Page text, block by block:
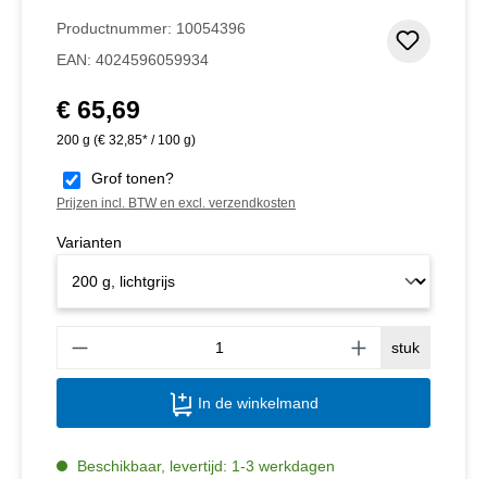
Productnummer: 10054396
EAN: 4024596059934
Normale prijs:
€ 65,69
200 g (€ 32,85* / 100 g)
Grof tonen?
Prijzen incl. BTW en excl. verzendkosten
Varianten
stuk
In de winkelmand
Beschikbaar, levertijd: 1-3 werkdagen